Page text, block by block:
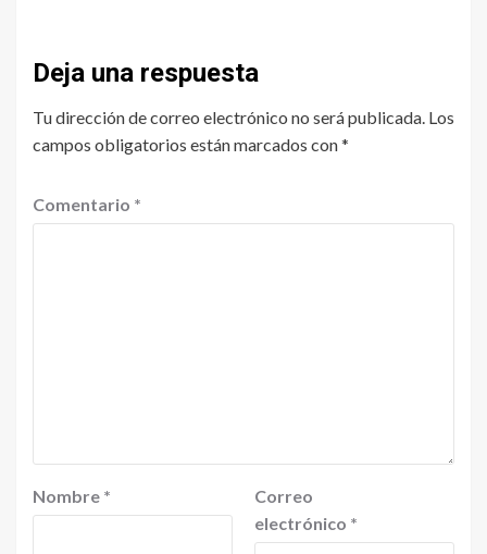
Deja una respuesta
Tu dirección de correo electrónico no será publicada. Los
campos obligatorios están marcados con*
Comentario *
Nombre *
Correo
electrónico *